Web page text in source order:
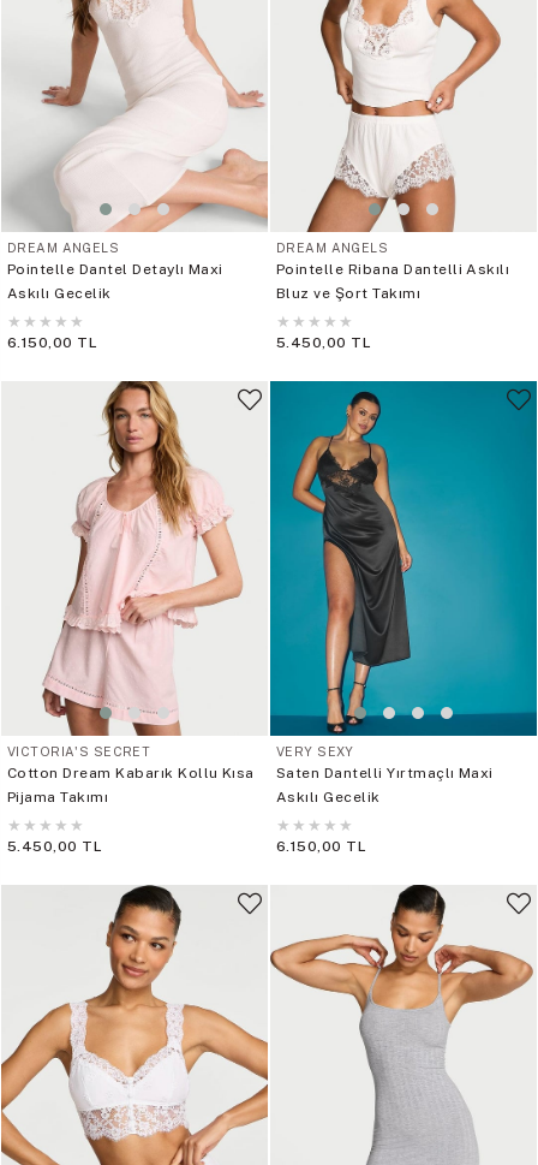
DREAM ANGELS
Pointelle Dantel Detaylı Maxi
Askılı Gecelik
★ ★ ★ ★ ★
6.150,00 TL
DREAM ANGELS
Pointelle Ribana Dantelli Askılı
Bluz ve Şort Takımı
★ ★ ★ ★ ★
5.450,00 TL
VICTORIA'S SECRET
Cotton Dream Kabarık Kollu Kısa
Pijama Takımı
★ ★ ★ ★ ★
5.450,00 TL
VERY SEXY
Saten Dantelli Yırtmaçlı Maxi
Askılı Gecelik
★ ★ ★ ★ ★
6.150,00 TL